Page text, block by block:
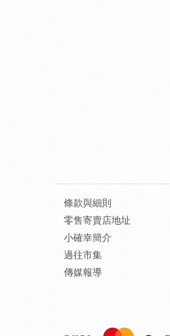
條款與細則
零售寄賣店地址
小確幸簡介
過往市集
傳媒報導